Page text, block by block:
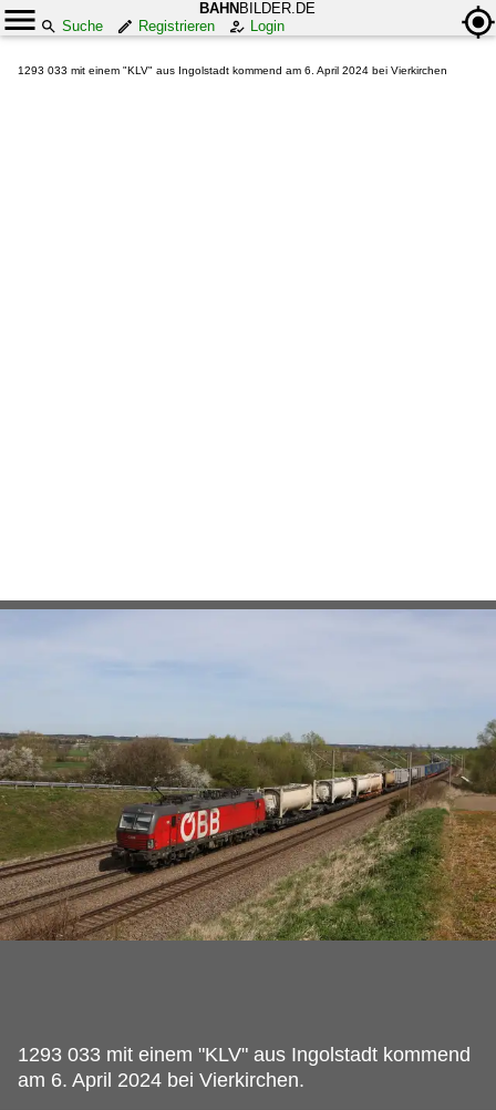
BAHN BILDER.DE
Suche
Registrieren Login
1293 033 mit einem "KLV" aus Ingolstadt kommend am 6. April 2024 bei Vierkirchen
1293 033 mit einem "KLV" aus Ingolstadt kommend
am 6. April 2024 bei Vierkirchen.